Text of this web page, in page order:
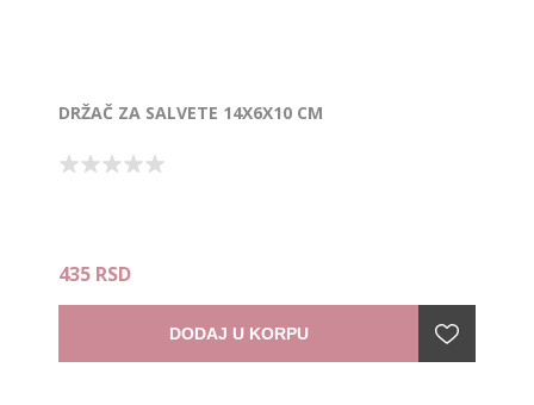
DRŽAČ ZA SALVETE 14X6X10 CM
435 RSD
DODAJ U KORPU